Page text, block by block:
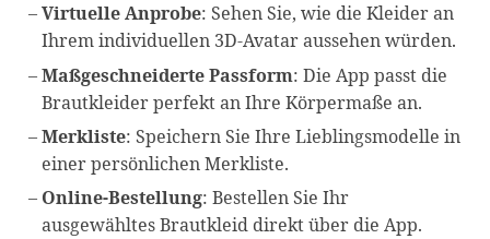
Virtuelle Anprobe: Sehen Sie, wie die Kleider an
Ihrem individuellen 3D-Avatar aussehen würden.
Maßgeschneiderte Passform: Die App passt die
Brautkleider perfekt an Ihre Körpermaße an.
Merkliste: Speichern Sie Ihre Lieblingsmodelle in
einer persönlichen Merkliste.
Online-Bestellung: Bestellen Sie Ihr
ausgewähltes Brautkleid direkt über die App.